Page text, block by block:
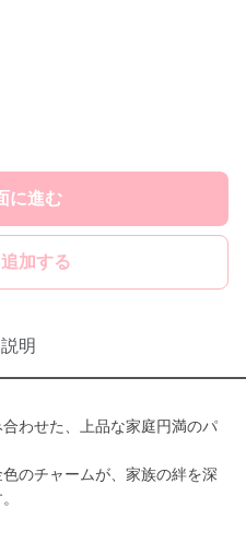
に進む
加する
明
わせた、上品な家庭円満のパ
のチャームが、家族の絆を深